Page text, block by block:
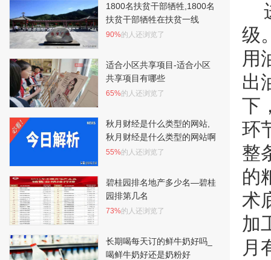
级
用
出
下
环
整
的
术
加
月
1800名扶贫干部牺牲,1800名
扶贫干部牺牲在扶贫一线
90%的人还浏览了
适合小区共享项目-适合小区
共享项目有哪些
65%的人还浏览了
秋月财经是什么类型的网站,
秋月财经是什么类型的网站啊
55%的人还浏览了
碧桂园排名地产多少名—碧桂
园排第几名
73%的人还浏览了
长期喝每天订的鲜牛奶好吗_
喝鲜牛奶好还是奶粉好